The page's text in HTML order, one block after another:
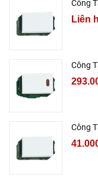
Công
Liên
Công
Công